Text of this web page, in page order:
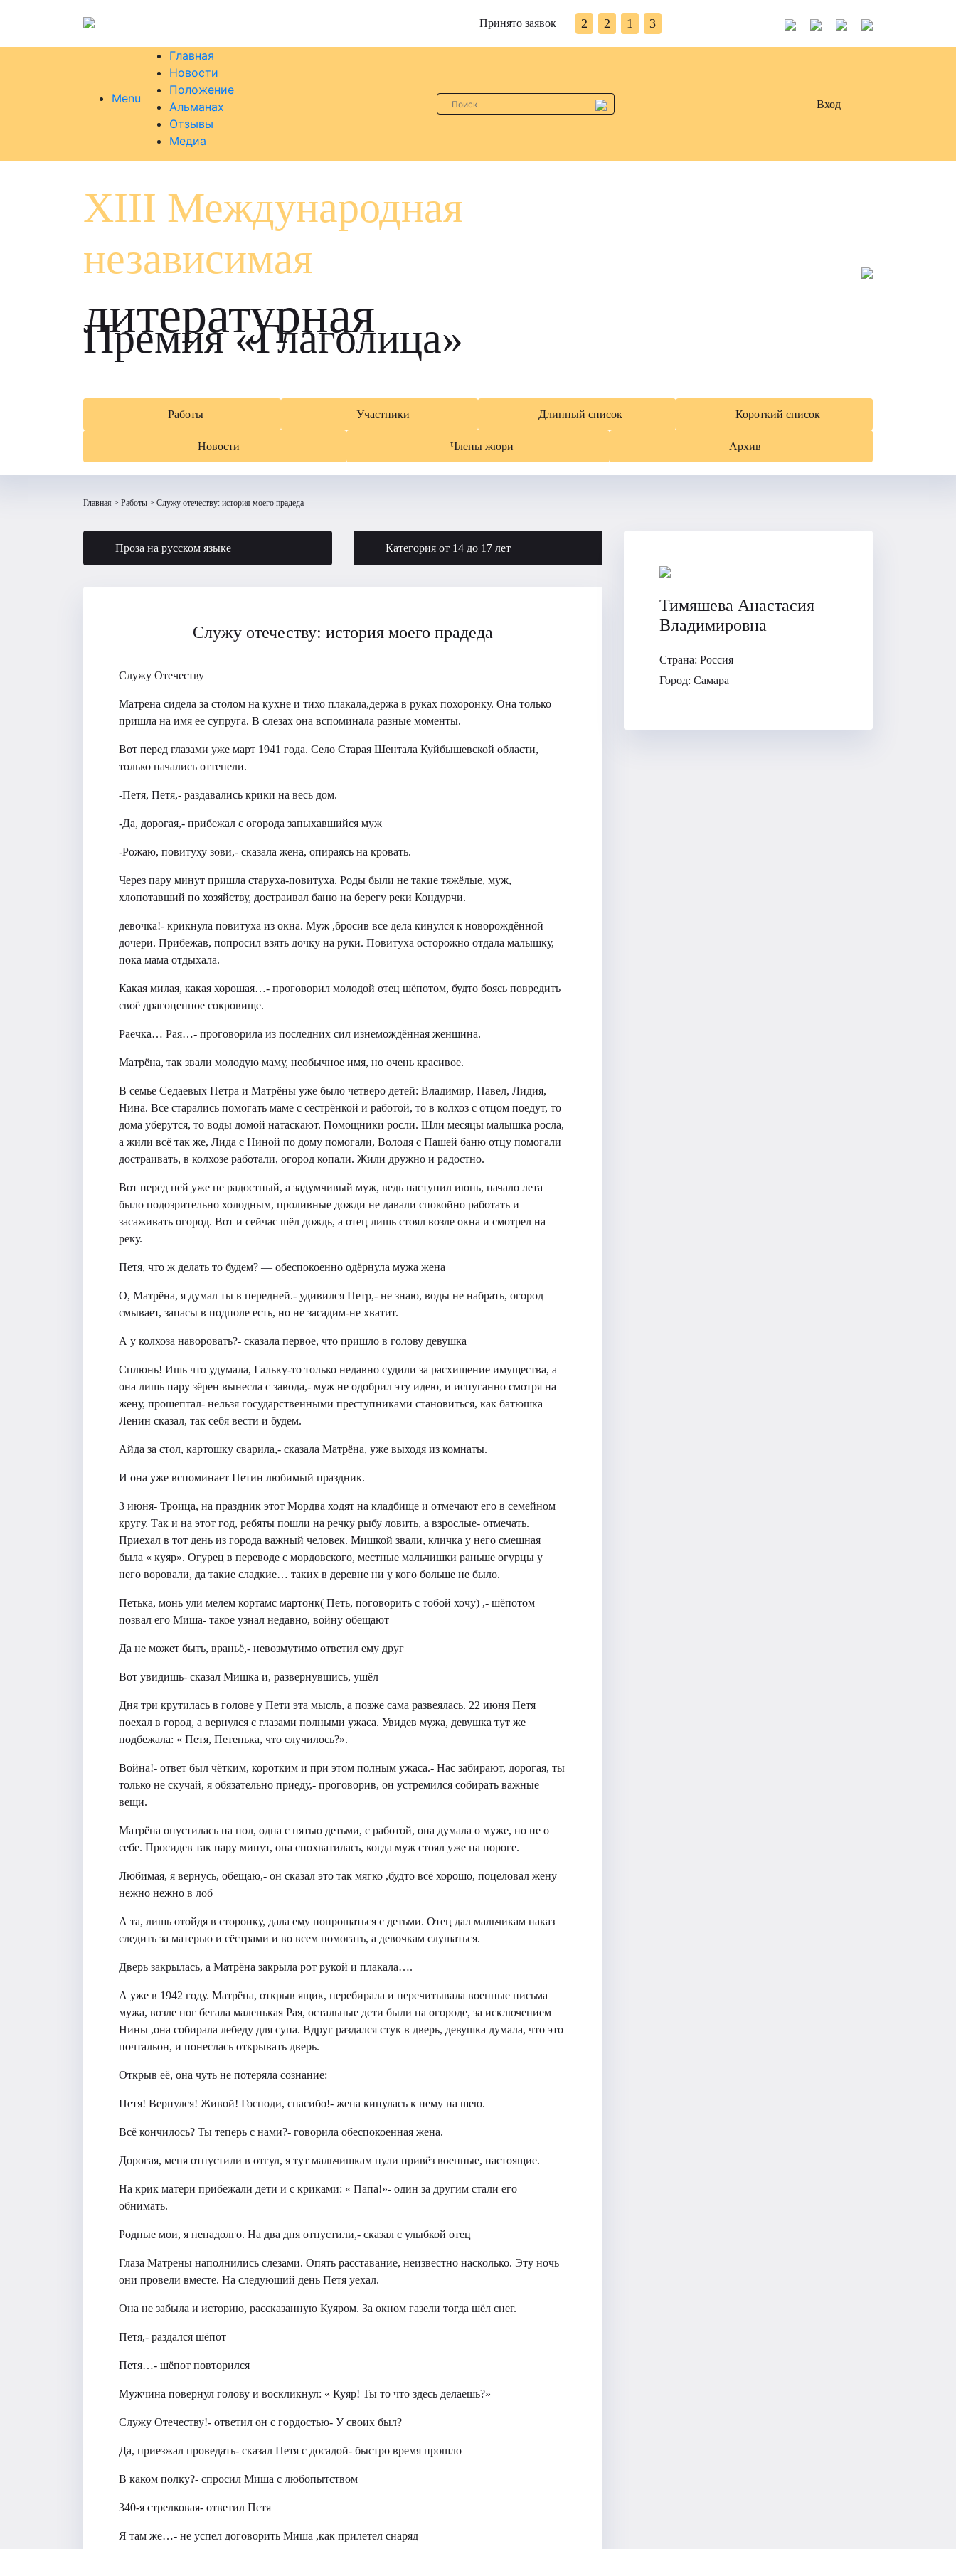
Принято заявок 2 2 1 3
Menu
Главная
Новости
Положение
Альманах
Отзывы
Медиа
Вход
XIII Международная
независимая
литературная
Премия «Глаголица»
Работы Участники Длинный список Короткий список
Новости Члены жюри Архив
Главная Работы Служу отечеству: история моего прадеда
Проза на русском языке Категория от 14 до 17 лет
Служу отечеству: история моего прадеда
Служу Отечеству
Матрена сидела за столом на кухне и тихо плакала,держа в руках похоронку. Она только
пришла на имя ее супруга. В слезах она вспоминала разные моменты.
Вот перед глазами уже март 1941 года. Село Старая Шентала Куйбышевской области,
только начались оттепели.
-Петя, Петя,- раздавались крики на весь дом.
-Да, дорогая,- прибежал с огорода запыхавшийся муж
-Рожаю, повитуху зови,- сказала жена, опираясь на кровать.
Через пару минут пришла старуха-повитуха. Роды были не такие тяжёлые, муж,
хлопотавший по хозяйству, достраивал баню на берегу реки Кондурчи.
девочка!- крикнула повитуха из окна. Муж ,бросив все дела кинулся к новорождённой
дочери. Прибежав, попросил взять дочку на руки. Повитуха осторожно отдала малышку,
пока мама отдыхала.
Какая милая, какая хорошая…- проговорил молодой отец шёпотом, будто боясь повредить
своё драгоценное сокровище.
Раечка… Рая…- проговорила из последних сил изнемождённая женщина.
Матрёна, так звали молодую маму, необычное имя, но очень красивое.
В семье Седаевых Петра и Матрёны уже было четверо детей: Владимир, Павел, Лидия,
Нина. Все старались помогать маме с сестрёнкой и работой, то в колхоз с отцом поедут, то
дома уберутся, то воды домой натаскают. Помощники росли. Шли месяцы малышка росла,
а жили всё так же, Лида с Ниной по дому помогали, Володя с Пашей баню отцу помогали
достраивать, в колхозе работали, огород копали. Жили дружно и радостно.
Вот перед ней уже не радостный, а задумчивый муж, ведь наступил июнь, начало лета
было подозрительно холодным, проливные дожди не давали спокойно работать и
засаживать огород. Вот и сейчас шёл дождь, а отец лишь стоял возле окна и смотрел на
реку.
Петя, что ж делать то будем? — обеспокоенно одёрнула мужа жена
О, Матрёна, я думал ты в передней.- удивился Петр,- не знаю, воды не набрать, огород
смывает, запасы в подполе есть, но не засадим-не хватит.
А у колхоза наворовать?- сказала первое, что пришло в голову девушка
Сплюнь! Ишь что удумала, Гальку-то только недавно судили за расхищение имущества, а
она лишь пару зёрен вынесла с завода,- муж не одобрил эту идею, и испуганно смотря на
жену, прошептал- нельзя государственными преступниками становиться, как батюшка
Ленин сказал, так себя вести и будем.
Айда за стол, картошку сварила,- сказала Матрёна, уже выходя из комнаты.
И она уже вспоминает Петин любимый праздник.
3 июня- Троица, на праздник этот Мордва ходят на кладбище и отмечают его в семейном
кругу. Так и на этот год, ребяты пошли на речку рыбу ловить, а взрослые- отмечать.
Приехал в тот день из города важный человек. Мишкой звали, кличка у него смешная
была « куяр». Огурец в переводе с мордовского, местные мальчишки раньше огурцы у
него воровали, да такие сладкие… таких в деревне ни у кого больше не было.
Петька, монь ули мелем кортамс мартонк( Петь, поговорить с тобой хочу) ,- шёпотом
позвал его Миша- такое узнал недавно, войну обещают
Да не может быть, враньё,- невозмутимо ответил ему друг
Вот увидишь- сказал Мишка и, развернувшись, ушёл
Дня три крутилась в голове у Пети эта мысль, а позже сама развеялась. 22 июня Петя
поехал в город, а вернулся с глазами полными ужаса. Увидев мужа, девушка тут же
подбежала: « Петя, Петенька, что случилось?».
Война!- ответ был чётким, коротким и при этом полным ужаса.- Нас забирают, дорогая, ты
только не скучай, я обязательно приеду,- проговорив, он устремился собирать важные
вещи.
Матрёна опустилась на пол, одна с пятью детьми, с работой, она думала о муже, но не о
себе. Просидев так пару минут, она спохватилась, когда муж стоял уже на пороге.
Любимая, я вернусь, обещаю,- он сказал это так мягко ,будто всё хорошо, поцеловал жену
нежно нежно в лоб
А та, лишь отойдя в сторонку, дала ему попрощаться с детьми. Отец дал мальчикам наказ
следить за матерью и сёстрами и во всем помогать, а девочкам слушаться.
Дверь закрылась, а Матрёна закрыла рот рукой и плакала….
А уже в 1942 году. Матрёна, открыв ящик, перебирала и перечитывала военные письма
мужа, возле ног бегала маленькая Рая, остальные дети были на огороде, за исключением
Нины ,она собирала лебеду для супа. Вдруг раздался стук в дверь, девушка думала, что это
почтальон, и понеслась открывать дверь.
Открыв её, она чуть не потеряла сознание:
Петя! Вернулся! Живой! Господи, спасибо!- жена кинулась к нему на шею.
Всё кончилось? Ты теперь с нами?- говорила обеспокоенная жена.
Дорогая, меня отпустили в отгул, я тут мальчишкам пули привёз военные, настоящие.
На крик матери прибежали дети и с криками: « Папа!»- один за другим стали его
обнимать.
Родные мои, я ненадолго. На два дня отпустили,- сказал с улыбкой отец
Глаза Матрены наполнились слезами. Опять расставание, неизвестно насколько. Эту ночь
они провели вместе. На следующий день Петя уехал.
Она не забыла и историю, рассказанную Куяром. За окном газели тогда шёл снег.
Петя,- раздался шёпот
Петя…- шёпот повторился
Мужчина повернул голову и воскликнул: « Куяр! Ты то что здесь делаешь?»
Служу Отечеству!- ответил он с гордостью- У своих был?
Да, приезжал проведать- сказал Петя с досадой- быстро время прошло
В каком полку?- спросил Миша с любопытством
340-я стрелковая- ответил Петя
Я там же…- не успел договорить Миша ,как прилетел снаряд
Тимяшева Анастасия
Владимировна
Страна: Россия
Город: Самара